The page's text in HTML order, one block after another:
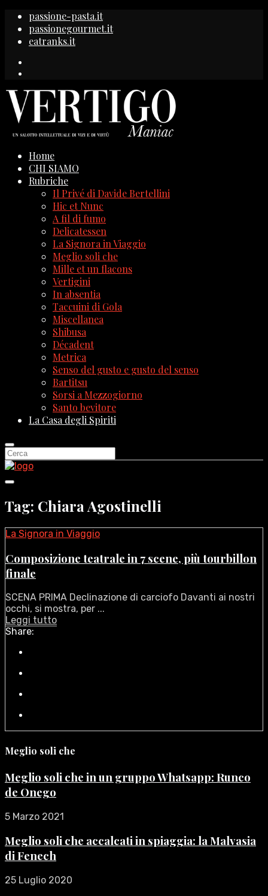
passione-pasta.it
passionegourmet.it
eatranks.it
Home
CHI SIAMO
Rubriche
Il Privé di Davide Bertellini
Hic et Nunc
A fil di fumo
Delicatessen
La Signora in Viaggio
Meglio soli che
Mille et un flacons
Vertigini
In absentia
Taccuini di Gola
Miscellanea
Shibusa
Décadent
Metrica
Senso del gusto e gusto del senso
Bartitsu
Sorsi a Mezzogiorno
Santo bevitore
La Casa degli Spiriti
Tag: Chiara Agostinelli
La Signora in Viaggio
Composizione teatrale in 7 scene, più tourbillon
finale
SCENA PRIMA Declinazione di carciofo Davanti ai nostri
occhi, si mostra, per ...
Leggi tutto
Share:
Meglio soli che
Meglio soli che in un gruppo Whatsapp: Runco
de Onego
5 Marzo 2021
Meglio soli che accalcati in spiaggia: la Malvasia
di Fenech
25 Luglio 2020